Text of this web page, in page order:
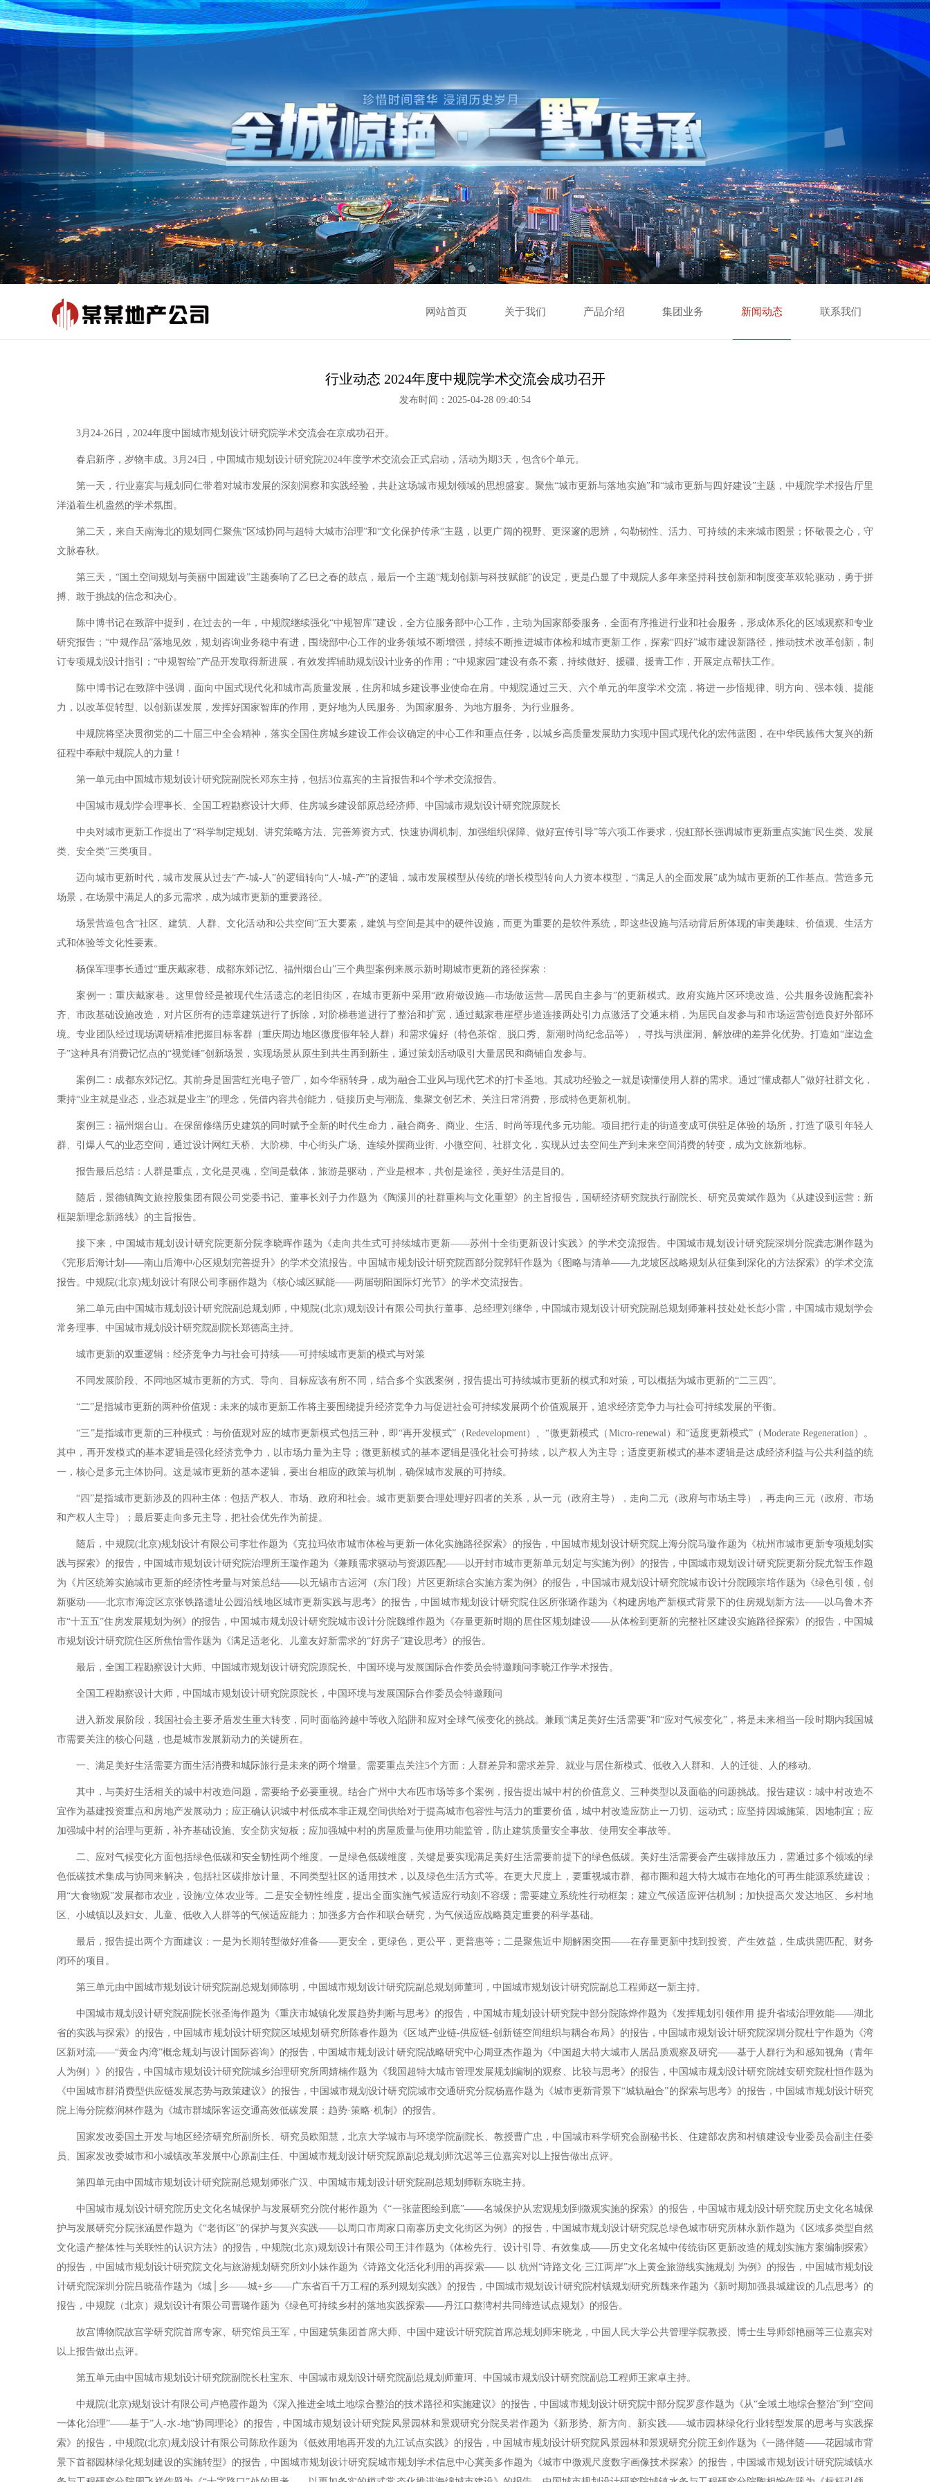
网站首页 关于我们 产品介绍 集团业务 新闻动态 联系我们
行业动态 2024年度中规院学术交流会成功召开
发布时间：2025-04-28 09:40:54
3月24-26日，2024年度中国城市规划设计研究院学术交流会在京成功召开。
春启新序，岁物丰成。3月24日，中国城市规划设计研究院2024年度学术交流会正式启动，活动为期3天，包含6个单元。
第一天，行业嘉宾与规划同仁带着对城市发展的深刻洞察和实践经验，共赴这场城市规划领域的思想盛宴。聚焦“城市更新与落地实施”和“城市更新与四好建设”主题，中规院学术报告厅里
洋溢着生机盎然的学术氛围。
第二天，来自天南海北的规划同仁聚焦“区域协同与超特大城市治理”和“文化保护传承”主题，以更广阔的视野、更深邃的思辨，勾勒韧性、活力、可持续的未来城市图景；怀敬畏之心，守
文脉春秋。
第三天，“国土空间规划与美丽中国建设”主题奏响了乙巳之春的鼓点，最后一个主题“规划创新与科技赋能”的设定，更是凸显了中规院人多年来坚持科技创新和制度变革双轮驱动，勇于拼
搏、敢于挑战的信念和决心。
陈中博书记在致辞中提到，在过去的一年，中规院继续强化“中规智库”建设，全方位服务部中心工作，主动为国家部委服务，全面有序推进行业和社会服务，形成体系化的区域观察和专业
研究报告；“中规作品”落地见效，规划咨询业务稳中有进，围绕部中心工作的业务领域不断增强，持续不断推进城市体检和城市更新工作，探索“四好”城市建设新路径，推动技术改革创新，制
订专项规划设计指引；“中规智绘”产品开发取得新进展，有效发挥辅助规划设计业务的作用；“中规家园”建设有条不紊，持续做好、援疆、援青工作，开展定点帮扶工作。
陈中博书记在致辞中强调，面向中国式现代化和城市高质量发展，住房和城乡建设事业使命在肩。中规院通过三天、六个单元的年度学术交流，将进一步悟规律、明方向、强本领、提能
力，以改革促转型、以创新谋发展，发挥好国家智库的作用，更好地为人民服务、为国家服务、为地方服务、为行业服务。
中规院将坚决贯彻党的二十届三中全会精神，落实全国住房城乡建设工作会议确定的中心工作和重点任务，以城乡高质量发展助力实现中国式现代化的宏伟蓝图，在中华民族伟大复兴的新
征程中奉献中规院人的力量！
第一单元由中国城市规划设计研究院副院长邓东主持，包括3位嘉宾的主旨报告和4个学术交流报告。
中国城市规划学会理事长、全国工程勘察设计大师、住房城乡建设部原总经济师、中国城市规划设计研究院原院长
中央对城市更新工作提出了“科学制定规划、讲究策略方法、完善筹资方式、快速协调机制、加强组织保障、做好宣传引导”等六项工作要求，倪虹部长强调城市更新重点实施“民生类、发展
类、安全类”三类项目。
迈向城市更新时代，城市发展从过去“产-城-人”的逻辑转向“人-城-产”的逻辑，城市发展模型从传统的增长模型转向人力资本模型，“满足人的全面发展”成为城市更新的工作基点。营造多元
场景，在场景中满足人的多元需求，成为城市更新的重要路径。
场景营造包含“社区、建筑、人群、文化活动和公共空间”五大要素，建筑与空间是其中的硬件设施，而更为重要的是软件系统，即这些设施与活动背后所体现的审美趣味、价值观、生活方
式和体验等文化性要素。
杨保军理事长通过“重庆戴家巷、成都东郊记忆、福州烟台山”三个典型案例来展示新时期城市更新的路径探索：
案例一：重庆戴家巷。这里曾经是被现代生活遗忘的老旧街区，在城市更新中采用“政府做设施—市场做运营—居民自主参与”的更新模式。政府实施片区环境改造、公共服务设施配套补
齐、市政基础设施改造，对片区所有的违章建筑进行了拆除，对阶梯巷道进行了整治和扩宽，通过戴家巷崖壁步道连接两处引力点激活了交通末梢，为居民自发参与和市场运营创造良好外部环
境。专业团队经过现场调研精准把握目标客群（重庆周边地区微度假年轻人群）和需求偏好（特色茶馆、脱口秀、新潮时尚纪念品等），寻找与洪崖洞、解放碑的差异化优势。打造如“崖边盒
子”这种具有消费记忆点的“视觉锤”创新场景，实现场景从原生到共生再到新生，通过策划活动吸引大量居民和商铺自发参与。
案例二：成都东郊记忆。其前身是国营红光电子管厂，如今华丽转身，成为融合工业风与现代艺术的打卡圣地。其成功经验之一就是读懂使用人群的需求。通过“懂成都人”做好社群文化，
秉持“业主就是业态，业态就是业主”的理念，凭借内容共创能力，链接历史与潮流、集聚文创艺术、关注日常消费，形成特色更新机制。
案例三：福州烟台山。在保留修缮历史建筑的同时赋予全新的时代生命力，融合商务、商业、生活、时尚等现代多元功能。项目把行走的街道变成可供驻足体验的场所，打造了吸引年轻人
群、引爆人气的业态空间，通过设计网红天桥、大阶梯、中心街头广场、连续外摆商业街、小微空间、社群文化，实现从过去空间生产到未来空间消费的转变，成为文旅新地标。
报告最后总结：人群是重点，文化是灵魂，空间是载体，旅游是驱动，产业是根本，共创是途径，美好生活是目的。
随后，景德镇陶文旅控股集团有限公司党委书记、董事长刘子力作题为《陶溪川的社群重构与文化重塑》的主旨报告，国研经济研究院执行副院长、研究员黄斌作题为《从建设到运营：新
框架新理念新路线》的主旨报告。
接下来，中国城市规划设计研究院更新分院李晓晖作题为《走向共生式可持续城市更新——苏州十全街更新设计实践》的学术交流报告。中国城市规划设计研究院深圳分院龚志渊作题为
《完形后海计划——南山后海中心区规划完善提升》的学术交流报告。中国城市规划设计研究院西部分院郭轩作题为《图略与清单——九龙坡区战略规划从征集到深化的方法探索》的学术交流
报告。中规院(北京)规划设计有限公司李丽作题为《核心城区赋能——两届朝阳国际灯光节》的学术交流报告。
第二单元由中国城市规划设计研究院副总规划师，中规院(北京)规划设计有限公司执行董事、总经理刘继华，中国城市规划设计研究院副总规划师兼科技处处长彭小雷，中国城市规划学会
常务理事、中国城市规划设计研究院副院长郑德高主持。
城市更新的双重逻辑：经济竞争力与社会可持续——可持续城市更新的模式与对策
不同发展阶段、不同地区城市更新的方式、导向、目标应该有所不同，结合多个实践案例，报告提出可持续城市更新的模式和对策，可以概括为城市更新的“二三四”。
“二”是指城市更新的两种价值观：未来的城市更新工作将主要围绕提升经济竞争力与促进社会可持续发展两个价值观展开，追求经济竞争力与社会可持续发展的平衡。
“三”是指城市更新的三种模式：与价值观对应的城市更新模式包括三种，即“再开发模式”（Redevelopment）、“微更新模式（Micro-renewal）和“适度更新模式”（Moderate Regeneration）。
其中，再开发模式的基本逻辑是强化经济竞争力，以市场力量为主导；微更新模式的基本逻辑是强化社会可持续，以产权人为主导；适度更新模式的基本逻辑是达成经济利益与公共利益的统
一，核心是多元主体协同。这是城市更新的基本逻辑，要出台相应的政策与机制，确保城市发展的可持续。
“四”是指城市更新涉及的四种主体：包括产权人、市场、政府和社会。城市更新要合理处理好四者的关系，从一元（政府主导），走向二元（政府与市场主导），再走向三元（政府、市场
和产权人主导）；最后要走向多元主导，把社会优先作为前提。
随后，中规院(北京)规划设计有限公司李壮作题为《克拉玛依市城市体检与更新一体化实施路径探索》的报告，中国城市规划设计研究院上海分院马璇作题为《杭州市城市更新专项规划实
践与探索》的报告，中国城市规划设计研究院治理所王璇作题为《兼顾需求驱动与资源匹配——以开封市城市更新单元划定与实施为例》的报告，中国城市规划设计研究院更新分院尤智玉作题
为《片区统筹实施城市更新的经济性考量与对策总结——以无锡市古运河（东门段）片区更新综合实施方案为例》的报告，中国城市规划设计研究院城市设计分院顾宗培作题为《绿色引领，创
新驱动——北京市海淀区京张铁路遗址公园沿线地区城市更新实践与思考》的报告，中国城市规划设计研究院住区所张璐作题为《构建房地产新模式背景下的住房规划新方法——以乌鲁木齐
市“十五五”住房发展规划为例》的报告，中国城市规划设计研究院城市设计分院魏维作题为《存量更新时期的居住区规划建设——从体检到更新的完整社区建设实施路径探索》的报告，中国城
市规划设计研究院住区所焦怡雪作题为《满足适老化、儿童友好新需求的“好房子”建设思考》的报告。
最后，全国工程勘察设计大师、中国城市规划设计研究院原院长、中国环境与发展国际合作委员会特邀顾问李晓江作学术报告。
全国工程勘察设计大师，中国城市规划设计研究院原院长，中国环境与发展国际合作委员会特邀顾问
进入新发展阶段，我国社会主要矛盾发生重大转变，同时面临跨越中等收入陷阱和应对全球气候变化的挑战。兼顾“满足美好生活需要”和“应对气候变化”，将是未来相当一段时期内我国城
市需要关注的核心问题，也是城市发展新动力的关键所在。
一、满足美好生活需要方面生活消费和城际旅行是未来的两个增量。需要重点关注5个方面：人群差异和需求差异、就业与居住新模式、低收入人群和、人的迁徙、人的移动。
其中，与美好生活相关的城中村改造问题，需要给予必要重视。结合广州中大布匹市场等多个案例，报告提出城中村的价值意义、三种类型以及面临的问题挑战。报告建议：城中村改造不
宜作为基建投资重点和房地产发展动力；应正确认识城中村低成本非正规空间供给对于提高城市包容性与活力的重要价值，城中村改造应防止一刀切、运动式；应坚持因城施策、因地制宜；应
加强城中村的治理与更新，补齐基础设施、安全防灾短板；应加强城中村的房屋质量与使用功能监管，防止建筑质量安全事故、使用安全事故等。
二、应对气候变化方面包括绿色低碳和安全韧性两个维度。一是绿色低碳维度，关键是要实现满足美好生活需要前提下的绿色低碳。美好生活需要会产生碳排放压力，需通过多个领域的绿
色低碳技术集成与协同来解决，包括社区碳排放计量、不同类型社区的适用技术，以及绿色生活方式等。在更大尺度上，要重视城市群、都市圈和超大特大城市在地化的可再生能源系统建设；
用“大食物观”发展都市农业，设施/立体农业等。二是安全韧性维度，提出全面实施气候适应行动刻不容缓；需要建立系统性行动框架；建立气候适应评估机制；加快提高欠发达地区、乡村地
区、小城镇以及妇女、儿童、低收入人群等的气候适应能力；加强多方合作和联合研究，为气候适应战略奠定重要的科学基础。
最后，报告提出两个方面建议：一是为长期转型做好准备——更安全，更绿色，更公平，更普惠等；二是聚焦近中期解困突围——在存量更新中找到投资、产生效益，生成供需匹配、财务
闭环的项目。
第三单元由中国城市规划设计研究院副总规划师陈明，中国城市规划设计研究院副总规划师董珂，中国城市规划设计研究院副总工程师赵一新主持。
中国城市规划设计研究院副院长张圣海作题为《重庆市城镇化发展趋势判断与思考》的报告，中国城市规划设计研究院中部分院陈烨作题为《发挥规划引领作用 提升省域治理效能——湖北
省的实践与探索》的报告，中国城市规划设计研究院区域规划研究所陈睿作题为《区域产业链-供应链-创新链空间组织与耦合布局》的报告，中国城市规划设计研究院深圳分院杜宁作题为《湾
区新对流——“黄金内湾”概念规划与设计国际咨询》的报告，中国城市规划设计研究院战略研究中心周亚杰作题为《中国超大特大城市人居品质观察及研究——基于人群行为和感知视角（青年
人为例）》的报告，中国城市规划设计研究院城乡治理研究所周婧楠作题为《我国超特大城市管理发展规划编制的观察、比较与思考》的报告，中国城市规划设计研究院雄安研究院杜恒作题为
《中国城市群消费型供应链发展态势与政策建议》的报告，中国城市规划设计研究院城市交通研究分院杨嘉作题为《城市更新背景下“城轨融合”的探索与思考》的报告，中国城市规划设计研究
院上海分院蔡润林作题为《城市群城际客运交通高效低碳发展：趋势·策略·机制》的报告。
国家发改委国土开发与地区经济研究所副所长、研究员欧阳慧，北京大学城市与环境学院副院长、教授曹广忠，中国城市科学研究会副秘书长、住建部农房和村镇建设专业委员会副主任委
员、国家发改委城市和小城镇改革发展中心原副主任、中国城市规划设计研究院原副总规划师沈迟等三位嘉宾对以上报告做出点评。
第四单元由中国城市规划设计研究院副总规划师张广汉、中国城市规划设计研究院副总规划师靳东晓主持。
中国城市规划设计研究院历史文化名城保护与发展研究分院付彬作题为《“一张蓝图绘到底”——名城保护从宏观规划到微观实施的探索》的报告，中国城市规划设计研究院历史文化名城保
护与发展研究分院张涵昱作题为《“老街区”的保护与复兴实践——以周口市周家口南寨历史文化街区为例》的报告，中国城市规划设计研究院总绿色城市研究所林永新作题为《区域多类型自然
文化遗产整体性与关联性的认识方法》的报告，中规院(北京)规划设计有限公司王沣作题为《体检先行、设计引导、有效集成——历史文化名城中传统街区更新改造的规划实施方案编制探索》
的报告，中国城市规划设计研究院文化与旅游规划研究所刘小妹作题为《诗路文化活化利用的再探索—— 以 杭州“诗路文化·三江两岸”水上黄金旅游线实施规划 为例》的报告，中国城市规划设
计研究院深圳分院吕晓蓓作题为《城│乡——城+乡——广东省百千万工程的系列规划实践》的报告，中国城市规划设计研究院村镇规划研究所魏来作题为《新时期加强县城建设的几点思考》的
报告，中规院（北京）规划设计有限公司曹璐作题为《绿色可持续乡村的落地实践探索——丹江口蔡湾村共同缔造试点规划》的报告。
故宫博物院故宫学研究院首席专家、研究馆员王军，中国建筑集团首席大师、中国中建设计研究院首席总规划师宋晓龙，中国人民大学公共管理学院教授、博士生导师郐艳丽等三位嘉宾对
以上报告做出点评。
第五单元由中国城市规划设计研究院副院长杜宝东、中国城市规划设计研究院副总规划师董珂、中国城市规划设计研究院副总工程师王家卓主持。
中规院(北京)规划设计有限公司卢艳霞作题为《深入推进全域土地综合整治的技术路径和实施建议》的报告，中国城市规划设计研究院中部分院罗彦作题为《从“全域土地综合整治”到“空间
一体化治理”——基于”人-水-地”协同理论》的报告，中国城市规划设计研究院风景园林和景观研究分院吴岩作题为《新形势、新方向、新实践——城市园林绿化行业转型发展的思考与实践探
索》的报告，中规院(北京)规划设计有限公司陈欣作题为《低效用地再开发的九江试点实践》的报告，中国城市规划设计研究院风景园林和景观研究分院王剑作题为《一路伴随——花园城市背
景下首都园林绿化规划建设的实施转型》的报告，中国城市规划设计研究院城市规划学术信息中心冀美多作题为《城市中微观尺度数字画像技术探索》的报告，中国城市规划设计研究院城镇水